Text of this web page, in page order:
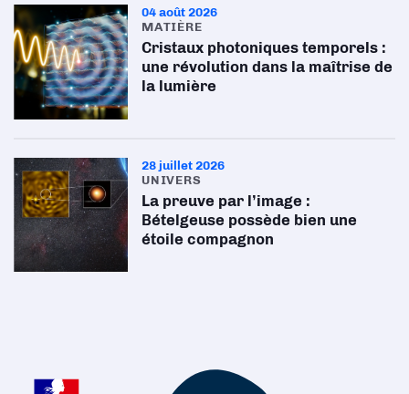
04 août 2026
MATIÈRE
Cristaux photoniques temporels :
une révolution dans la maîtrise de
la lumière
28 juillet 2026
UNIVERS
La preuve par l’image :
Bételgeuse possède bien une
étoile compagnon